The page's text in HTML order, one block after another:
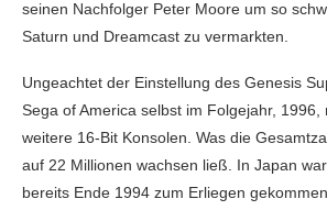
seinen Nachfolger Peter Moore um so
Saturn und Dreamcast zu vermarkten.
Ungeachtet der Einstellung des Genesis
Sega of America selbst im Folgejahr, 1996,
weitere 16-Bit Konsolen. Was die
auf 22 Millionen wachsen ließ. In Japan
bereits Ende 1994 zum Erliegen